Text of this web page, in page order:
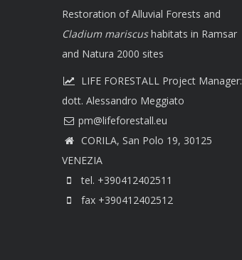
Restoration of Alluvial Forests and
Cladium mariscushabitats in Ramsar
and Natura 2000 sites
LIFE FORESTALL Project Manager:
dott. Alessandro Meggiato
CORILA, San Polo 19, 30125
VENEZIA
tel. +390412402511
fax +390412402512